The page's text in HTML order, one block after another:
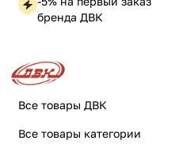
бренда ДВК
Все товары ДВК
Все товары категории